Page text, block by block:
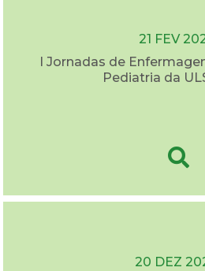
21 FEV
I Jornadas de
Pediatria da
20 DEZ